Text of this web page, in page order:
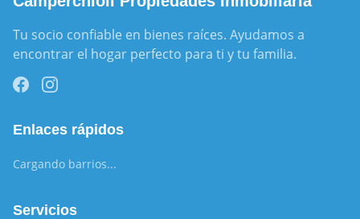
Tu socio confiable en bienes raíces. Ayudamos a
encontrar el hogar perfecto para ti y tu familia.
Enlaces rápidos
Cargando barrios...
Servicios